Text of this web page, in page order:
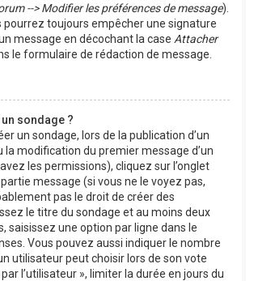
--> Modifier les préférences de message).
pourrez toujours empêcher une signature
message en décochant la case Attacher
le formulaire de rédaction de message.
sondage ?
un sondage, lors de la publication d’un
la modification du premier message d’un
les permissions), cliquez sur l’onglet
message (si vous ne le voyez pas,
pas le droit de créer des
le titre du sondage et au moins deux
saisissez une option par ligne dans le
Vous pouvez aussi indiquer le nombre
utilisateur peut choisir lors de son vote
l’utilisateur », limiter la durée en jours du